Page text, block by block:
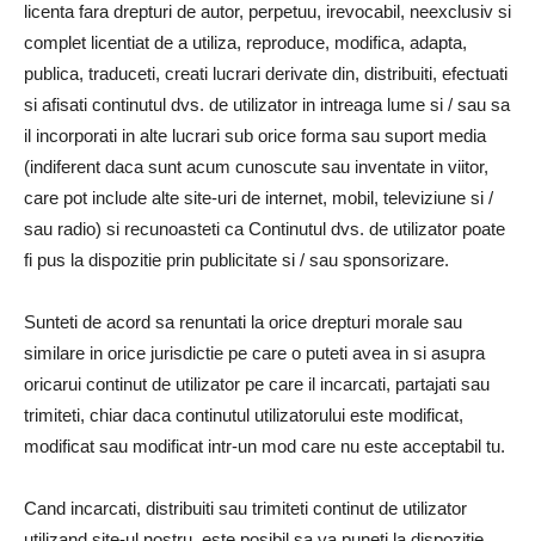
licenta fara drepturi de autor, perpetuu, irevocabil, neexclusiv si
complet licentiat de a utiliza, reproduce, modifica, adapta,
publica, traduceti, creati lucrari derivate din, distribuiti, efectuati
si afisati continutul dvs. de utilizator in intreaga lume si / sau sa
il incorporati in alte lucrari sub orice forma sau suport media
(indiferent daca sunt acum cunoscute sau inventate in viitor,
care pot include alte site-uri de internet, mobil, televiziune si /
sau radio) si recunoasteti ca Continutul dvs. de utilizator poate
fi pus la dispozitie prin publicitate si / sau sponsorizare.
Sunteti de acord sa renuntati la orice drepturi morale sau
similare in orice jurisdictie pe care o puteti avea in si asupra
oricarui continut de utilizator pe care il incarcati, partajati sau
trimiteti, chiar daca continutul utilizatorului este modificat,
modificat sau modificat intr-un mod care nu este acceptabil tu.
Cand incarcati, distribuiti sau trimiteti continut de utilizator